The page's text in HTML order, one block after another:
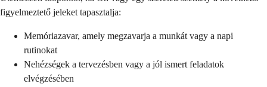
figyelmeztető jeleket tapasztalja:
Memóriazavar, amely megzavarja a munkát vagy a napi
rutinokat
Nehézségek a tervezésben vagy a jól ismert feladatok
elvégzésében